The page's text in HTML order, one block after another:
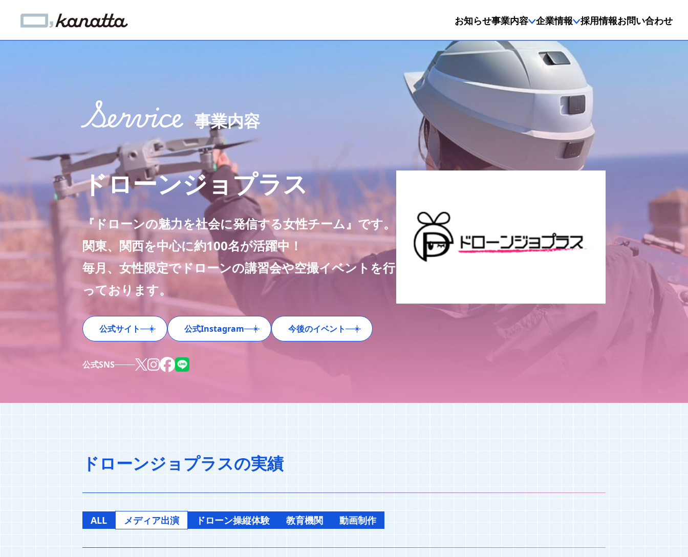
お知らせ事業内容 企業情報 採用情報お問い合わせ
Service 事業内容
ドローンジョプラス
『ドローンの魅力を社会に発信する女性チーム』です。
関東、関西を中心に約100名が活躍中！
毎月、女性限定でドローンの講習会や空撮イベントを行
っております。
公式サイト 公式Instagram 今後のイベント
公式SNS
ドローンジョプラスの実績
ALL メディア出演 ドローン操縦体験 教育機関 動画制作